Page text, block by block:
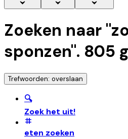
Zoeken naar "
sponzen". 805
Trefwoorden: overslaan
🔍
Zoek het uit!
eten zoeken